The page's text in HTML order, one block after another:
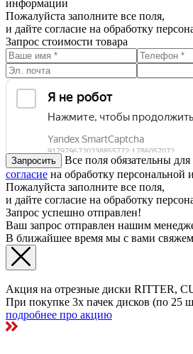
информации
Пожалуйста заполните все поля,
и дайте согласие на обработку
Запрос стоимости товара
Все поля обязательны
согласие на обработку персональной
Пожалуйста заполните все поля,
и дайте согласие на обработку
Запрос успешно отправлен!
Ваш запрос отправлен нашим
В ближайшее время мы с вами
Акция на отрезные диски RITTER,
При покупке 3х пачек дисков (по 25
подробнее про акцию